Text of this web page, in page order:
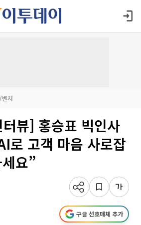
처
뷰] 홍승표 빅인사
로 고객 마음 사로잡
요”
구글 선호매체 추가